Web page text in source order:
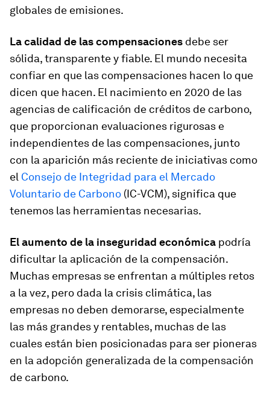
globales de emisiones.
La calidad de las compensaciones debe ser
sólida, transparente y fiable. El mundo necesita
confiar en que las compensaciones hacen lo que
dicen que hacen. El nacimiento en 2020 de las
agencias de calificación de créditos de carbono,
que proporcionan evaluaciones rigurosas e
independientes de las compensaciones, junto
con la aparición más reciente de iniciativas como
el Consejo de Integridad para el Mercado
Voluntario de Carbono (IC-VCM), significa que
tenemos las herramientas necesarias.
El aumento de la inseguridad económica podría
dificultar la aplicación de la compensación.
Muchas empresas se enfrentan a múltiples retos
a la vez, pero dada la crisis climática, las
empresas no deben demorarse, especialmente
las más grandes y rentables, muchas de las
cuales están bien posicionadas para ser pioneras
en la adopción generalizada de la compensación
de carbono.